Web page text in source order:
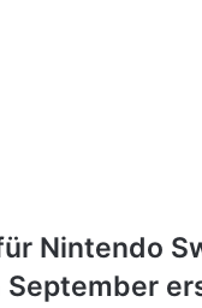
Nintendo